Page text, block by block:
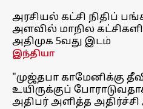
அரசியல் கட்சி நிதிப்
அளவில் மாநில
அதிமுக 5வது இடம்
இந்தியா
"முஜ்தபா காமேனிக்கு
உயிருக்குப்
அதிபர் அளித்த